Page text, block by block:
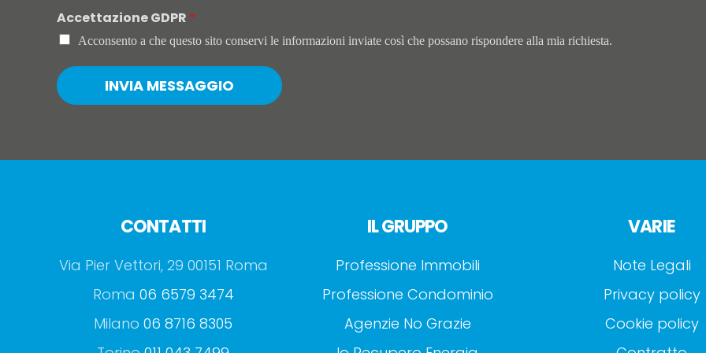
Accettazione GDPR *
Acconsento a che questo sito conservi le informazioni inviate così che possano rispondere alla mia richiesta.
INVIA MESSAGGIO
CONTATTI
Via Pier Vettori, 29 00151 Roma
Roma 06 6579 3474
Milano 06 8716 8305
IL GRUPPO
Professione Immobili
Professione Condominio
Agenzie No Grazie
VARIE
Note Legali
Privacy policy
Cookie policy